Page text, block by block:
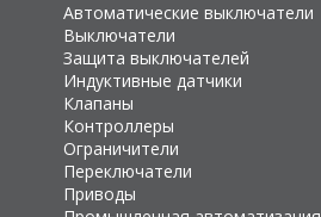
Автоматические выключатели
Выключатели
Защита выключателей
Индуктивные датчики
Клапаны
Контроллеры
Ограничители
Переключатели
Приводы